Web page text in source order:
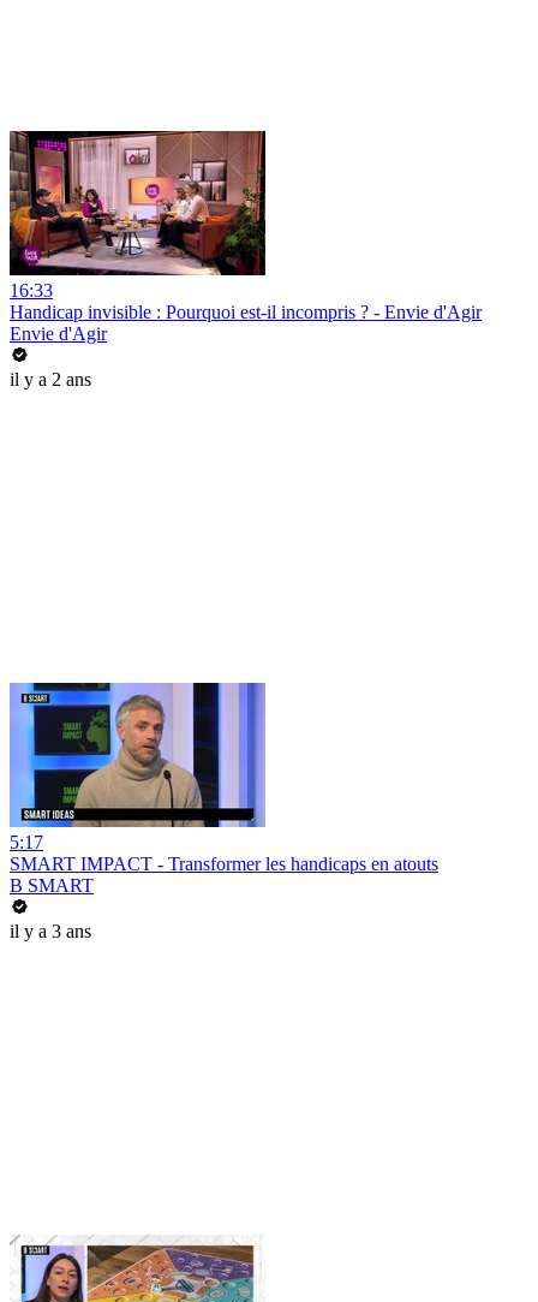
16:33
Handicap invisible : Pourquoi est-il incompris ? - Envie d'Agir
Envie d'Agir
il y a 2 ans
5:17
SMART IMPACT - Transformer les handicaps en atouts
B SMART
il y a 3 ans